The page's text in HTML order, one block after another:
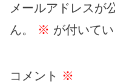
メールアドレスが
ん。
※ が付いて
コメント ※